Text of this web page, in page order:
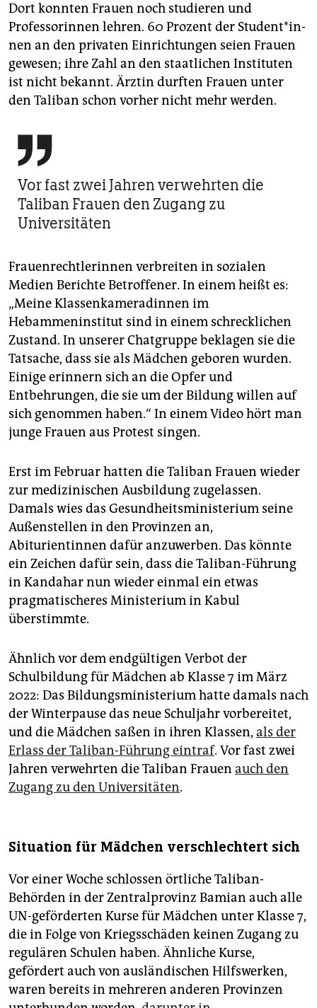
Dort konnten Frauen noch studieren und
Professorinnen lehren. 60 Prozent der Stu­den­t*in­
nen an den privaten Einrichtungen seien Frauen
gewesen; ihre Zahl an den staatlichen Instituten
ist nicht bekannt. Ärztin durften Frauen unter
den Taliban schon vorher nicht mehr werden.

Vor fast zwei Jahren verwehrten die
Taliban Frauen den Zugang zu
Universitäten
Frauenrechtlerinnen verbreiten in sozialen
Medien Berichte Betroffener. In einem heißt es:
„Meine Klassenkameradinnen im
Hebammeninstitut sind in einem schrecklichen
Zustand. In unserer Chatgruppe beklagen sie die
Tatsache, dass sie als Mädchen geboren wurden.
Einige erinnern sich an die Opfer und
Entbehrungen, die sie um der Bildung willen auf
sich genommen haben.“ In einem Video hört man
junge Frauen aus Protest singen.
Erst im Februar hatten die Taliban Frauen wieder
zur medizinischen Ausbildung zugelassen.
Damals wies das Gesundheitsministerium seine
Außenstellen in den Provinzen an,
Abiturientinnen dafür anzuwerben. Das könnte
ein Zeichen dafür sein, dass die Taliban-Führung
in Kandahar nun wieder einmal ein etwas
pragmatischeres Ministerium in Kabul
überstimmte.
Ähnlich vor dem endgültigen Verbot der
Schulbildung für Mädchen ab Klasse 7 im März
2022: Das Bildungsministerium hatte damals nach
der Winterpause das neue Schuljahr vorbereitet,
und die Mädchen saßen in ihren Klassen, als der
Erlass der Taliban-Führung eintraf. Vor fast zwei
Jahren verwehrten die Taliban Frauen auch den
Zugang zu den Universitäten.
Situation für Mädchen verschlechtert sich
Vor einer Woche schlossen örtliche Taliban-
Behörden in der Zentralprovinz Bamian auch alle
UN-geförderten Kurse für Mädchen unter Klasse 7,
die in Folge von Kriegsschäden keinen Zugang zu
regulären Schulen haben. Ähnliche Kurse,
gefördert auch von ausländischen Hilfswerken,
waren bereits in mehreren anderen Provinzen